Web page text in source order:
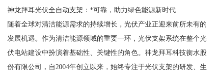
神龙拜耳光伏全自动支架：*可靠，助力绿色能源新时代
随着全球对清洁能源需求的持续增长，光伏产业正迎来前所未有的
发展机遇。作为清洁能源领域的重要一环，光伏支架系统在整个光
伏电站建设中扮演着基础性、关键性的角色。神龙拜耳科技衡水股
份有限公司，自2004年创立以来，始终专注于光伏支架的研发、生